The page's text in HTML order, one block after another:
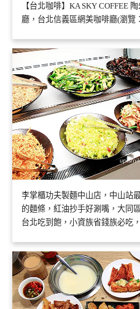
【台北咖啡】KA SKY COFFEE
廳，台北信義區網美咖啡廳(瀏覽
李掌櫃功夫製麵中山店，中山站
的麵條，紅油抄手好涮嘴，大同
台北吃到飽，小資族省錢族必吃